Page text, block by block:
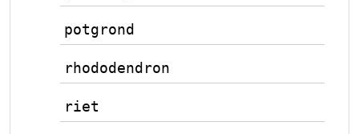
potgrond
rhododendron
riet